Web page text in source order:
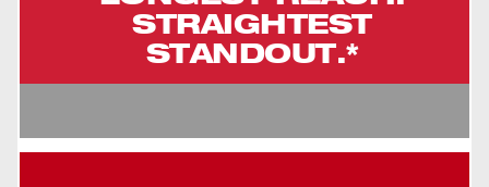
STRAIGHTEST
STANDOUT.*